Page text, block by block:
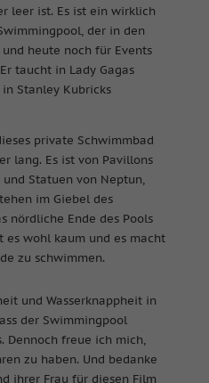
leer ist. Es ist ein wirklich
der in den
heute noch für Events
taucht in Lady Gagas
in Stanley Kubricks
private Schwimmbad
lang. Es ist von Pavillons
Statuen von Neptun,
im Giebel des
nördliche Ende des Pools
es wohl kaum und es macht
zu schwimmen.
und Wasserknappheit in
der Swimmingpool
Dennoch freue ich mich,
zu haben. Und bedanke
ihrer Frau für diesen Film